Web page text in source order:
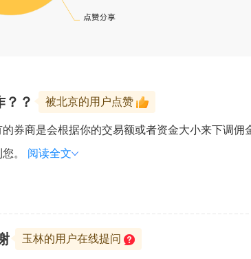
？ 被北京的用户点赞
券商是会根据你的交易额或者资金大小来下调
。 阅读全文
玉林的用户在线提问